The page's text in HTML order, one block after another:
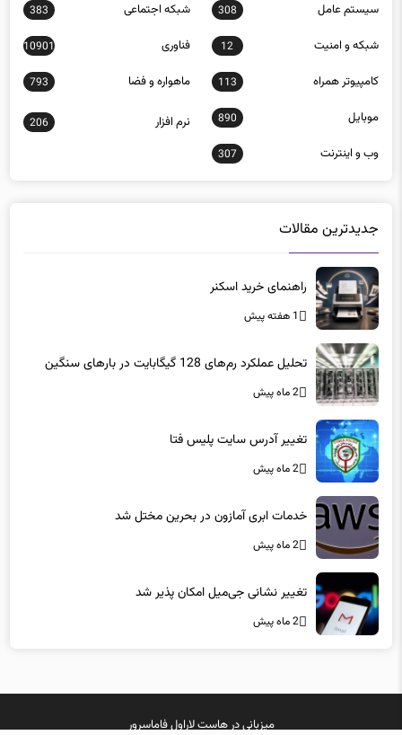
سيستم عامل 308 شبكه اجتماعی 383
شبكه و امنيت 12 فناوری 10901
كامپيوتر همراه 113 ماهواره و فضا 793
موبايل 890 نرم افزار 206
وب و اينترنت 307
جدیدترین مقالات
راهنمای خرید اسکنر
1 هفته پیش
تحلیل عملکرد رم‌های 128 گیگابایت در بارهای سنگین
2 ماه پیش
تغییر آدرس سایت پلیس فتا
2 ماه پیش
خدمات ابری آمازون در بحرین مختل شد
2 ماه پیش
تغییر نشانی جی‌میل امکان پذیر شد
2 ماه پیش
میزبانی درهاست لاراولفاماسرور